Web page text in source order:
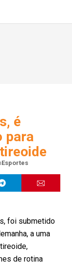
é
para
Esportes
foi submetido
a uma
de rotina